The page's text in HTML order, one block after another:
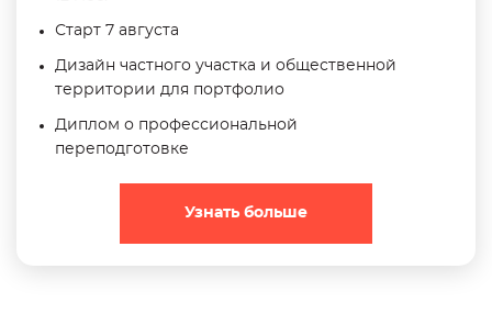
Дизайн частного участка и общественной
территории для портфолио
Старт 7 августа
Диплом о профессиональной
переподготовке
Узнать больше